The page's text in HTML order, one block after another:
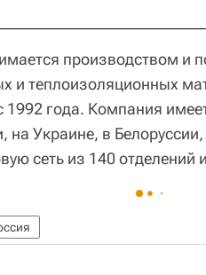
производством и
и теплоизоляционных
1992 года. Компания
на Украине, в
сеть из 140 отделений